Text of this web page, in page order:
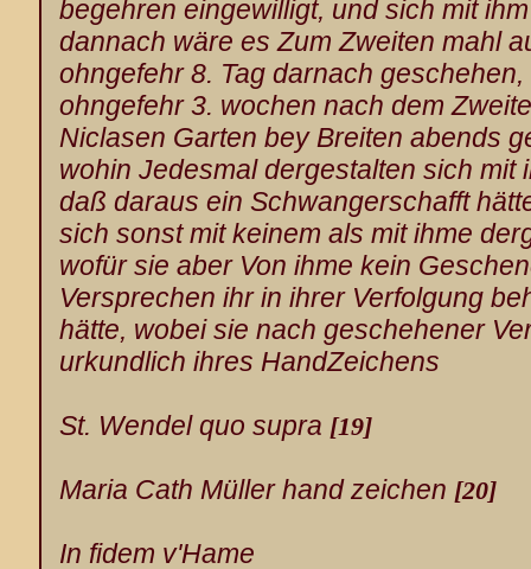
begehren eingewilligt, und sich mit
dannach wäre es Zum Zweiten mahl
ohngefehr 8. Tag darnach
ohngefehr 3. wochen nach dem
Niclasen Garten bey Breiten abends
wohin Jedesmal dergestalten sich mit
daß daraus ein Schwangerschafft
sich sonst mit keinem als mit ihme
wofür sie aber Von ihme kein
Versprechen ihr in ihrer Verfolgung
hätte, wobei sie nach geschehener
urkundlich ihres HandZeichens
St. Wendelquo supra [19]
Maria Cath Müllerhand zeichen [20]
In fidem v'Hame